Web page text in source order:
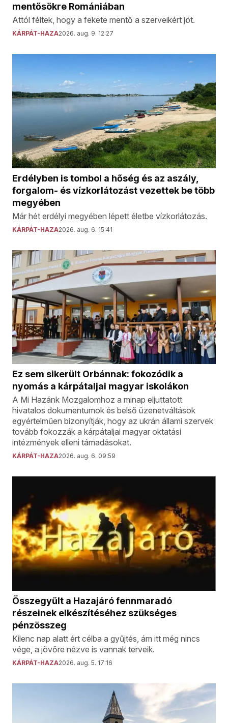
mentősökre Romániában
Attól féltek, hogy a fekete mentő a szerveikért jöt.
KÁRPÁT-HAZA2026. aug. 9. 12:27
Erdélyben is tombol a hőség és az aszály,
forgalom- és vízkorlátozást vezettek be több
megyében
Már hét erdélyi megyében lépett életbe vízkorlátozás.
KÁRPÁT-HAZA2026. aug. 6. 15:41
Ez sem sikerült Orbánnak: fokozódik a
nyomás a kárpátaljai magyar iskolákon
A Mi Hazánk Mozgalomhoz a minap eljuttatott
hivatalos dokumentumok és belső üzenetváltások
egyértelműen bizonyítják, hogy az ukrán állami szervek
tovább fokozzák a kárpátaljai magyar oktatási
intézmények elleni támadásokat.
KÁRPÁT-HAZA2026. aug. 6. 09:59
Összegyűlt a Hazajáró fennmaradó
részeinek elkészítéséhez szükséges
pénzösszeg
Kilenc nap alatt ért célba a gyűjtés, ám itt még nincs
vége, a jövőre nézve is vannak terveik.
KÁRPÁT-HAZA2026. aug. 5. 17:16